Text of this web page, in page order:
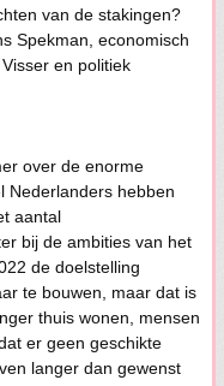
van de stakingen?
Spekman, economisch
en politiek
over de enorme
Nederlanders hebben
aantal
bij de ambities van het
de doelstelling
te bouwen, maar dat is
thuis wonen, mensen
er geen geschikte
langer dan gewenst